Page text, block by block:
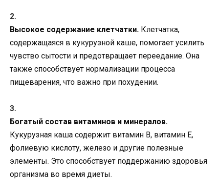
Высокое содержание клетчатки. Клетчатка,
содержащаяся в кукурузной каше, помогает усилить
чувство сытости и предотвращает переедание. Она
также способствует нормализации процесса
пищеварения, что важно при похудении.
Богатый состав витаминов и минералов.
Кукурузная каша содержит витамин В, витамин Е,
фолиевую кислоту, железо и другие полезные
элементы. Это способствует поддержанию здоровья
организма во время диеты.